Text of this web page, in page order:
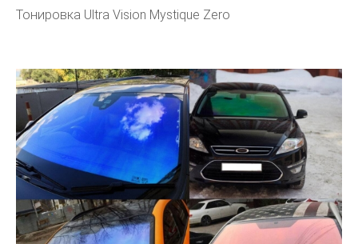
Тонировка Ultra Vision Mystique Zero